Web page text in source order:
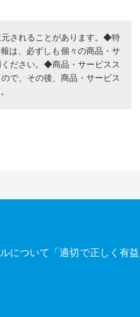
されることがあります。◆特
は、必ずしも個々の商品・サ
ださい。◆商品・サービスス
で、その後、商品・サービス
ついて「適切で正しく有